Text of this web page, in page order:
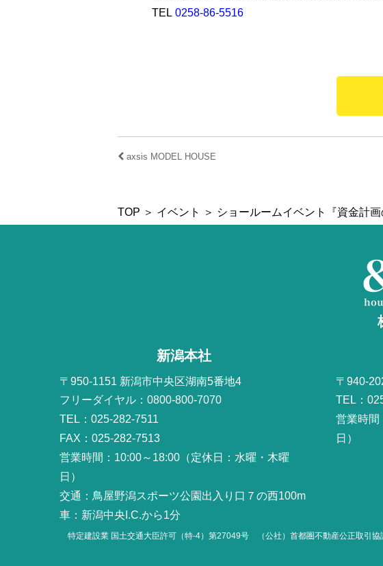
TEL 0258-86-5516
axsis MODEL HOUSE
TOP ＞ イベント ＞ ショールームイベント『資金計
新潟本社
〒950-1151 新潟市中央区湖南5番地4
フリーダイヤル：0800-800-7070
TEL：025-282-7511
FAX：025-282-7513
営業時間：10:00～18:00（定休日：水曜・木曜
日）
交通：鳥屋野潟スポーツ公園出入り口７の西100m
車：新潟中央I.C.から1分
〒940-
TEL：
営業時間
日）
特定建設業 国土交通大臣許可（特-4）第27049号 （公社）首都圏不動産公正取引協